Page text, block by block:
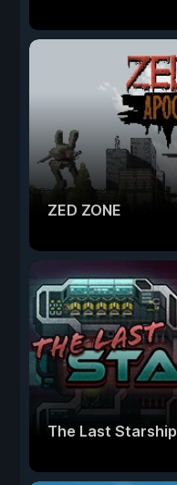
ZED ZONE
The Last Starship